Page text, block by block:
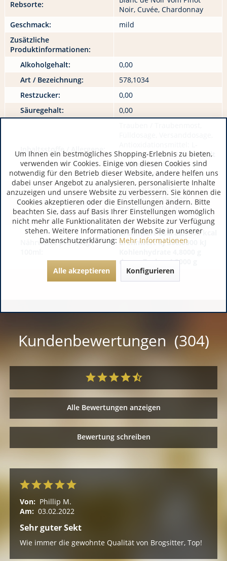
Rebsorte:
Noir, Cuvée, Chardonnay
Geschmack:
mild
Zusätzliche
Produktinformationen:
Alkoholgehalt:
0,00
Art / Bezeichnung:
578,1034
Restzucker:
0,00
Säuregehalt:
0,00
Inhaltsstoffe / Allergene:
Ascorbinsäure E330,enthält
Sulfite, Stabilisator:
Carboxymethylcellulose
Hersteller / Importeur:
WeinhausBrogsitter
DE 53501 Grafschaft
www.brogsitter.de
Nährwerte pro 100g /
Brennwert kcal 85,0000 kcal
Brennwert kJ 356,0000 kJ
davon Zucker 4,2000 g
Kundenbewertungen (304)
Alle Bewertungen anzeigen
Bewertung schreiben
Von: Phillip M.
Am: 03.02.2022
Sehr guter Sekt
Wie immer die gewohnte Qualität von Brogsitter, Top!
Um Ihnen ein bestmögliches Shopping-Erlebnis zu bieten,
verwenden wir Cookies. Einige von diesen Cookies sind
notwendig für den Betrieb dieser Website, andere helfen uns
dabei unser Angebot zu analysieren, personalisierte Inhalte
anzuzeigen und unsere Website zu verbessern. Sie können die
Cookies akzeptieren oder die Einstellungen ändern. Bitte
beachten Sie, dass auf Basis Ihrer Einstellungen womöglich
nicht mehr alle Funktionalitäten der Website zur Verfügung
stehen. Weitere Informationen finden Sie in unserer
Datenschutzerklärung: Mehr Informationen
Alle akzeptieren Konfigurieren